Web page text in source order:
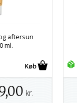
aftersun
ml.
kr.